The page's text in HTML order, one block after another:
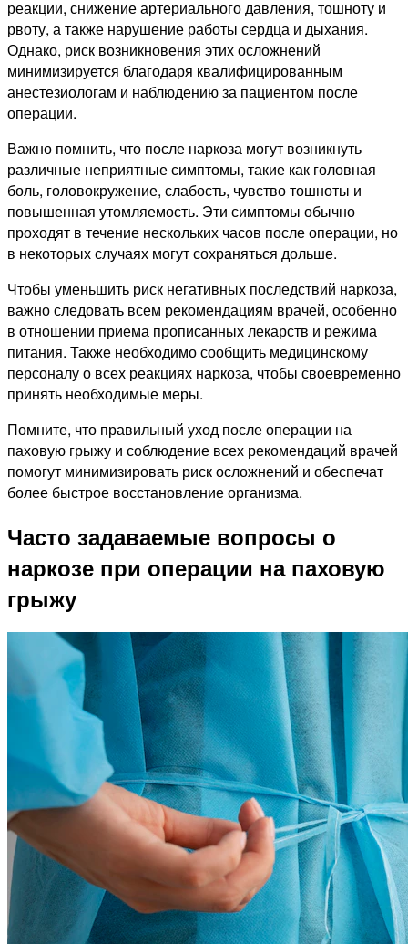
реакции, снижение артериального давления, тошноту и
рвоту, а также нарушение работы сердца и дыхания.
Однако, риск возникновения этих осложнений
минимизируется благодаря квалифицированным
анестезиологам и наблюдению за пациентом после
операции.
Важно помнить, что после наркоза могут возникнуть
различные неприятные симптомы, такие как головная
боль, головокружение, слабость, чувство тошноты и
повышенная утомляемость. Эти симптомы обычно
проходят в течение нескольких часов после операции, но
в некоторых случаях могут сохраняться дольше.
Чтобы уменьшить риск негативных последствий наркоза,
важно следовать всем рекомендациям врачей, особенно
в отношении приема прописанных лекарств и режима
питания. Также необходимо сообщить медицинскому
персоналу о всех реакциях наркоза, чтобы своевременно
принять необходимые меры.
Помните, что правильный уход после операции на
паховую грыжу и соблюдение всех рекомендаций врачей
помогут минимизировать риск осложнений и обеспечат
более быстрое восстановление организма.
Часто задаваемые вопросы о
наркозе при операции на паховую
грыжу